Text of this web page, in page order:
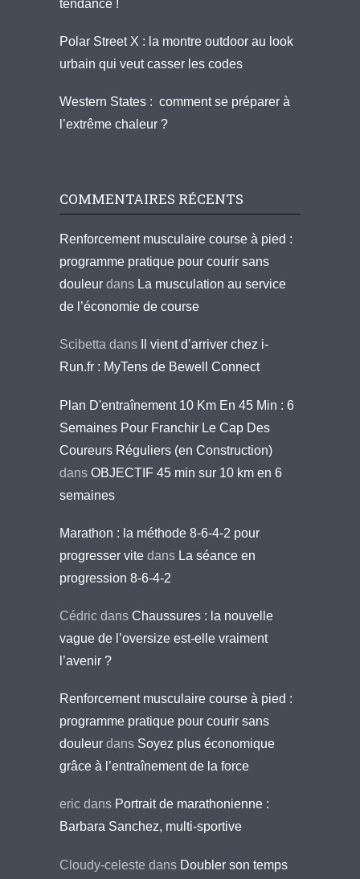
tendance !
Polar Street X : la montre outdoor au look
urbain qui veut casser les codes
Western States : comment se préparer à
l’extrême chaleur ?
COMMENTAIRES RÉCENTS
Renforcement musculaire course à pied :
programme pratique pour courir sans
douleur dans La musculation au service
de l’économie de course
Scibetta dans
Il vient d’arriver chez i-
Run.fr : MyTens de Bewell Connect
Plan D'entraînement 10 Km En 45 Min : 6
Semaines Pour Franchir Le Cap Des
Coureurs Réguliers (en Construction)
dans OBJECTIF 45 min sur 10 km en 6
semaines
Marathon : la méthode 8-6-4-2 pour
progresser vite dans La séance en
progression 8-6-4-2
Cédric dans Chaussures : la nouvelle
vague de l’oversize est-elle vraiment
l’avenir ?
Renforcement musculaire course à pied :
programme pratique pour courir sans
douleur dans Soyez plus économique
grâce à l’entraînement de la force
eric dans Portrait de marathonienne :
Barbara Sanchez, multi-sportive
Cloudy-celeste dans Doubler son temps